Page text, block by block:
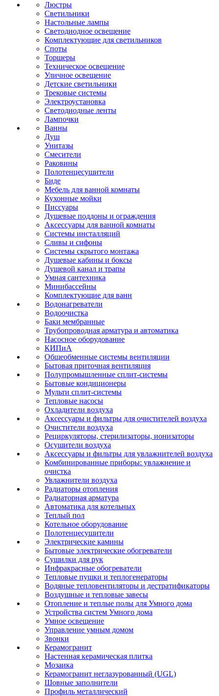
Люстры
Светильники
Настольные лампы
Светодиодное освещение
Комплектующие для светильников
Споты
Торшеры
Техническое освещение
Уличное освещение
Детские светильники
Трековые системы
Электроустановка
Светодиодные ленты
Лампочки
Ванны
Душ
Унитазы
Смесители
Раковины
Полотенцесушители
Биде
Мебель для ванной комнаты
Кухонные мойки
Писсуары
Душевые поддоны и ограждения
Аксессуары для ванной комнаты
Системы инсталляций
Сливы и сифоны
Системы скрытого монтажа
Душевые кабины и боксы
Душевой канал и трапы
Умная сантехника
Минибассейны
Комплектующие для ванн
Водонагреватели
Водоочистка
Баки мембранные
Трубопроводная арматура и автоматика
Насосное оборудование
КИПиА
Общеобменные системы вентиляции
Бытовая приточная вентиляция
Полупромышленные сплит-системы
Бытовые кондиционеры
Мульти сплит-системы
Тепловые насосы
Охладители воздуха
Аксессуары и фильтры для очистителей воздуха
Очистители воздуха
Рециркуляторы, стерилизаторы, ионизаторы
Осушители воздуха
Аксессуары и фильтры для увлажнителей воздуха
Комбинированные приборы: увлажнение и
очистка
Увлажнители воздуха
Радиаторы отопления
Радиаторная арматура
Автоматика для котельных
Теплый пол
Котельное оборудование
Полотенцесушители
Электрические камины
Бытовые электрические обогреватели
Сушилки для рук
Инфракрасные обогреватели
Тепловые пушки и теплогенераторы
Водяные тепловентиляторы и дестратификаторы
Воздушные и тепловые завесы
Отопление и теплые полы для Умного дома
Устройства систем Умного дома
Умное освещение
Управление умным домом
Звонки
Керамогранит
Настенная керамическая плитка
Мозаика
Керамогранит неглазурованный (UGL)
Шовные заполнители
Профиль металлический